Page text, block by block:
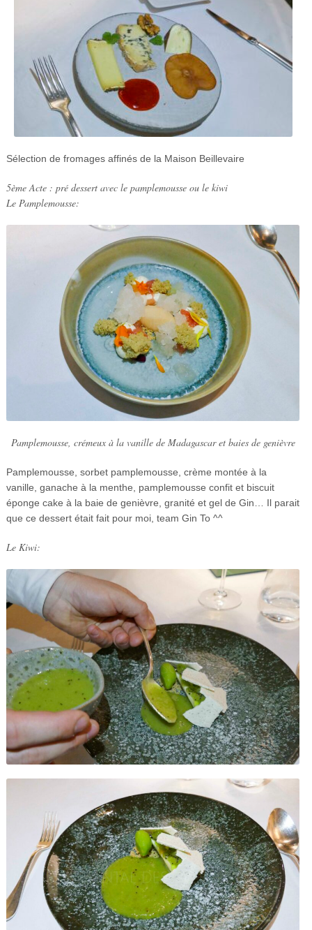
Sélection de fromages affinés de la Maison Beillevaire
5ème Acte : pré dessert avec le pamplemousse ou le kiwi
Le Pamplemousse:
Pamplemousse, crémeux à la vanille de Madagascar et baies de genièvre
Pamplemousse, sorbet pamplemousse, crème montée à la
vanille, ganache à la menthe, pamplemousse confit et biscuit
éponge cake à la baie de genièvre, granité et gel de Gin… Il parait
que ce dessert était fait pour moi, team Gin To ^^
Le Kiwi: